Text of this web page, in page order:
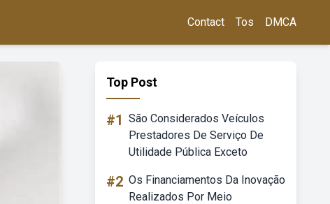
Contact Tos DMCA
Top Post
#1 São Considerados Veículos
Prestadores De Serviço De
Utilidade Pública Exceto
#2 Os Financiamentos Da Inovação
Realizados Por Meio